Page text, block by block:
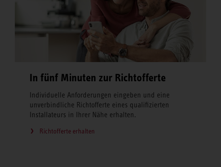
In fünf Minuten zur Richtofferte
Individuelle Anforderungen eingeben und eine
unverbindliche Richtofferte eines qualifizierten
Installateurs in Ihrer Nähe erhalten.
Richtofferte erhalten